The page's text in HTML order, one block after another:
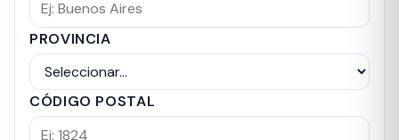
PROVINCIA
CÓDIGO POSTAL